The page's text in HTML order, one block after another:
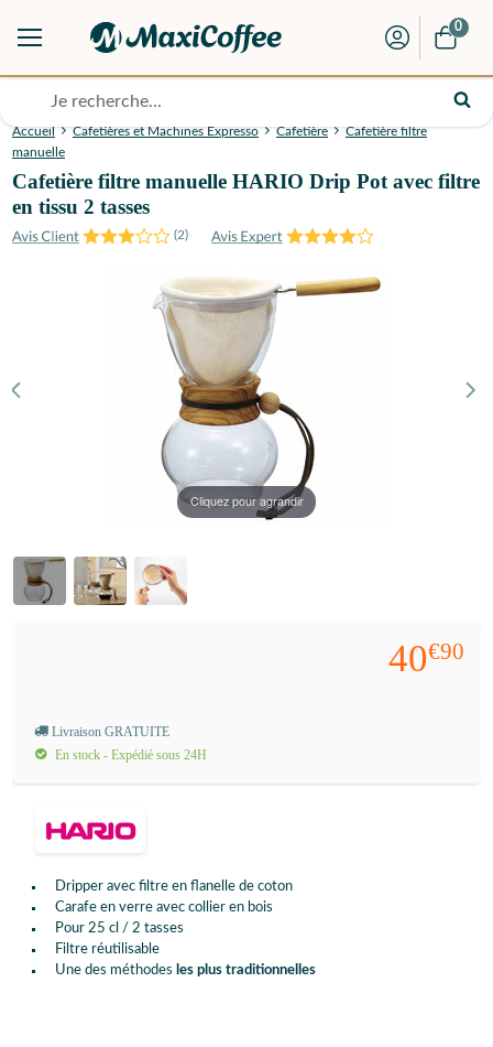
0
Accueil Cafetières et Machines Expresso Cafetière
Cafetière filtre
manuelle
Cafetière filtre manuelle HARIO Drip Pot avec filtre
en tissu 2 tasses
(2)
Cliquez pour agrandir
Dripper avec filtre en flanelle de coton
Carafe en verre avec collier en bois
Pour 25 cl / 2 tasses
Filtre réutilisable
Une des méthodes les plus traditionnelles
40€90
Livraison GRATUITE
En stock - Expédié sous 24H